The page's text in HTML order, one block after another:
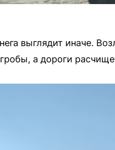
выглядит иначе.
а дороги